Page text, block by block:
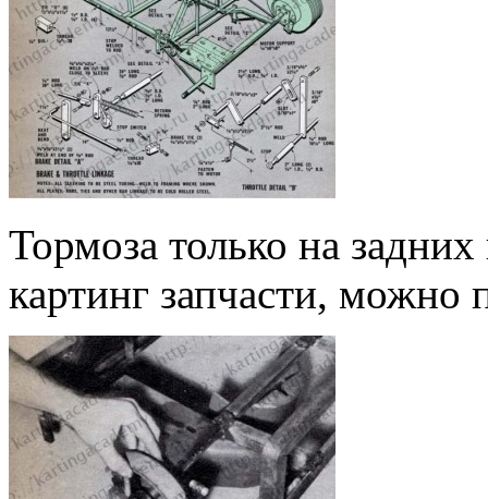
Тормоза только на
картинг запчасти, можно